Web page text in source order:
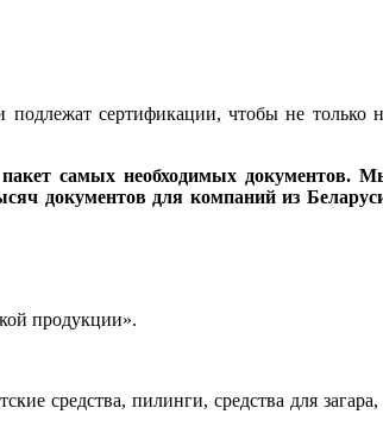
подлежат сертификации, чтобы не только
пакет самых необходимых документов.
документов для компаний из
продукции».
средства, пилинги, средства для загара,